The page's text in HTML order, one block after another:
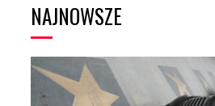
NAJNOWSZE